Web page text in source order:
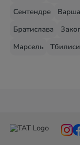
Сентендре
Братислава
Марсель
Тбилиси